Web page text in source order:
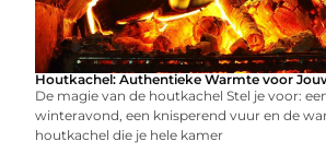
Houtkachel: Authentieke Warmte voor
De magie van de houtkachel Stel je voor:
winteravond, een knisperend vuur en de
houtkachel die je hele kamer